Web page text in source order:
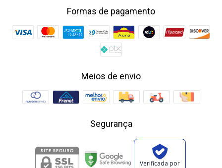
Formas de pagamento
Meios de envio
Segurança
Verificada por